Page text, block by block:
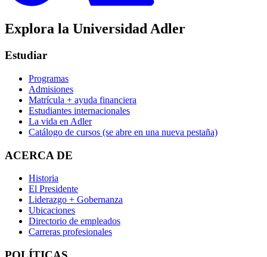
Explora la Universidad Adler
Estudiar
Programas
Admisiones
Matrícula + ayuda financiera
Estudiantes internacionales
La vida en Adler
Catálogo de cursos (se abre en una nueva pestaña)
ACERCA DE
Historia
El Presidente
Liderazgo + Gobernanza
Ubicaciones
Directorio de empleados
Carreras profesionales